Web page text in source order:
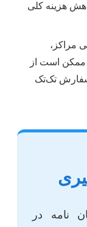
هزینه کلی
مراکز،
ممکن است از
سفارش تک‌تک
نامه در